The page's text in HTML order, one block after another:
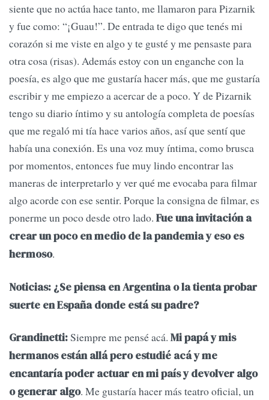
siente que no actúa hace tanto, me llamaron para Pizarnik
y fue como: “¡Guau!”. De entrada te digo que tenés mi
corazón si me viste en algo y te gusté y me pensaste para
otra cosa (risas). Además estoy con un enganche con la
poesía, es algo que me gustaría hacer más, que me gustaría
escribir y me empiezo a acercar de a poco. Y de Pizarnik
tengo su diario íntimo y su antología completa de poesías
que me regaló mi tía hace varios años, así que sentí que
había una conexión. Es una voz muy íntima, como brusca
por momentos, entonces fue muy lindo encontrar las
maneras de interpretarlo y ver qué me evocaba para filmar
algo acorde con ese sentir. Porque la consigna de filmar, es
ponerme un poco desde otro lado. Fue una invitación a
crear un poco en medio de la pandemia y eso es
hermoso.
Noticias: ¿Se piensa en Argentina o la tienta probar
suerte en España donde está su padre?
Grandinetti:Siempre me pensé acá. Mi papá y mis
hermanos están allá pero estudié acá y me
encantaría poder actuar en mi país y devolver algo
o generar algo. Me gustaría hacer más teatro oficial, un